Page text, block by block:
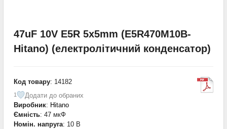
47uF 10V E5R 5x5mm (E5R470M10B-
Hitano) (електролітичний конденсатор)
Код товару: 14182
1
Додати до обраних
Виробник: Hitano
Ємність: 47 мкФ
Номін. напруга: 10 В